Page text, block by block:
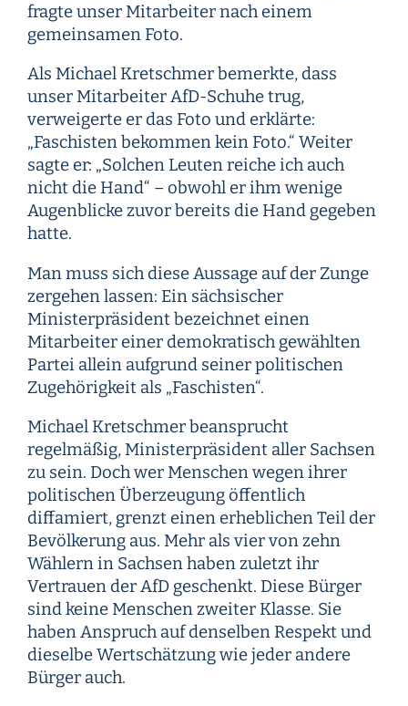
fragte unser Mitarbeiter nach einem
gemeinsamen Foto.
Als Michael Kretschmer bemerkte, dass
unser Mitarbeiter AfD-Schuhe trug,
verweigerte er das Foto und erklärte:
„Faschisten bekommen kein Foto.“ Weiter
sagte er: „Solchen Leuten reiche ich auch
nicht die Hand“ – obwohl er ihm wenige
Augenblicke zuvor bereits die Hand gegeben
hatte.
Man muss sich diese Aussage auf der Zunge
zergehen lassen: Ein sächsischer
Ministerpräsident bezeichnet einen
Mitarbeiter einer demokratisch gewählten
Partei allein aufgrund seiner politischen
Zugehörigkeit als „Faschisten“.
Michael Kretschmer beansprucht
regelmäßig, Ministerpräsident aller Sachsen
zu sein. Doch wer Menschen wegen ihrer
politischen Überzeugung öffentlich
diffamiert, grenzt einen erheblichen Teil der
Bevölkerung aus. Mehr als vier von zehn
Wählern in Sachsen haben zuletzt ihr
Vertrauen der AfD geschenkt. Diese Bürger
sind keine Menschen zweiter Klasse. Sie
haben Anspruch auf denselben Respekt und
dieselbe Wertschätzung wie jeder andere
Bürger auch.